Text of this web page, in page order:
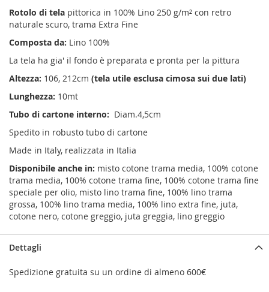
Rotolo di tela pittorica in 100% Lino 250 g/m² con retro
naturale scuro, trama Extra Fine
Composta da: Lino 100%
La tela ha gia' il fondo è preparata e pronta per la pittura
Altezza: 106, 212cm (tela utile esclusa cimosa sui due lati)
Lunghezza: 10mt
Tubo di cartone interno: Diam.4,5cm
Spedito in robusto tubo di cartone
Made in Italy, realizzata in Italia
Disponibile anche in: misto cotone trama media, 100% cotone
trama media, 100% cotone trama fine, 100% cotone trama fine
speciale per olio, misto lino trama fine, 100% lino trama
grossa, 100% lino trama media, 100% lino extra fine, juta,
cotone nero, cotone greggio, juta greggia, lino greggio
Dettagli
Spedizione gratuita su un ordine di almeno 600€